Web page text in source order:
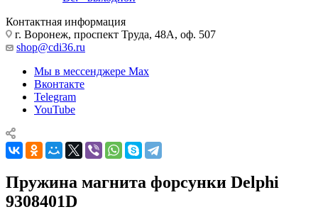
Контактная информация
г. Воронеж, проспект Труда, 48А, оф. 507
shop@cdi36.ru
Мы в мессенджере Max
Вконтакте
Telegram
YouTube
Пружина магнита форсунки Delphi
9308401D